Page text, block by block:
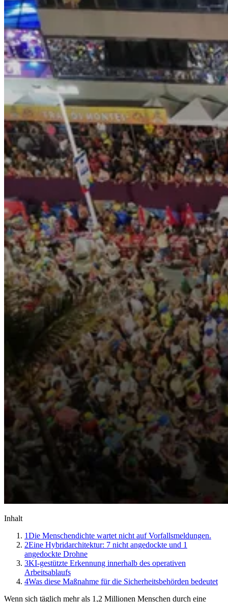
Inhalt
1Die Menschendichte wartet nicht auf Vorfallsmeldungen.
2Eine Hybridarchitektur: 7 nicht angedockte und 1
angedockte Drohne
3KI-gestützte Erkennung innerhalb des operativen
Arbeitsablaufs
4Was diese Maßnahme für die Sicherheitsbehörden bedeutet
Wenn sich täglich mehr als 1,2 Millionen Menschen durch eine